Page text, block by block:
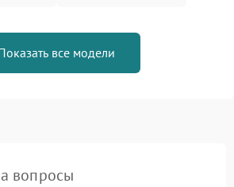
все модели
вопросы